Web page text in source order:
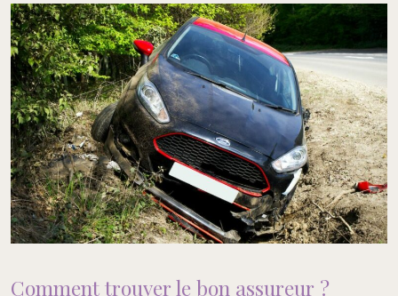
Comment trouver le bon assureur ?